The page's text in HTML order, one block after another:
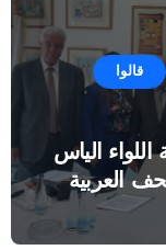
قالوا
اللواء الياس
العربية